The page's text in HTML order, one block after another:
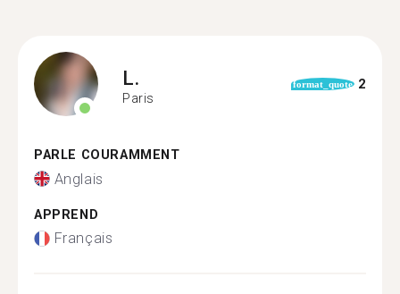
L.
Paris
format_quote 2
PARLE COURAMMENT
Anglais
APPREND
Français